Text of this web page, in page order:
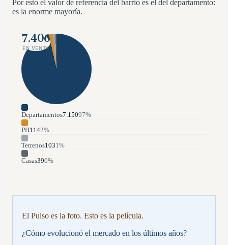
Por esto el valor de referencia del barrio es el del departamento:
es la enorme mayoría.
7.406
EN VENTA
Departamentos7.15097%
PH1142%
Terrenos1031 %
Casas390%
El Pulso es la foto. Esto es la película.
¿Cómo evolucionó el mercado en los últimos años?